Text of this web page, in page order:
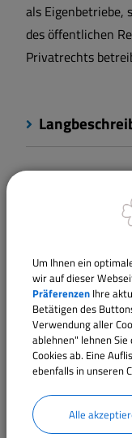
als Eigenbetriebe,
des öffentlichen
Privatrechts
Ansprechpartner:
MarcoWittmann
Tel.:09146
E-Mail:
Um Ihnen ein
wir auf dieser
Präferenzen Ihre
Betätigen des
Verwendung aller
ablehnen" lehnen
Cookies ab. Eine
ebenfalls in unseren
Alle